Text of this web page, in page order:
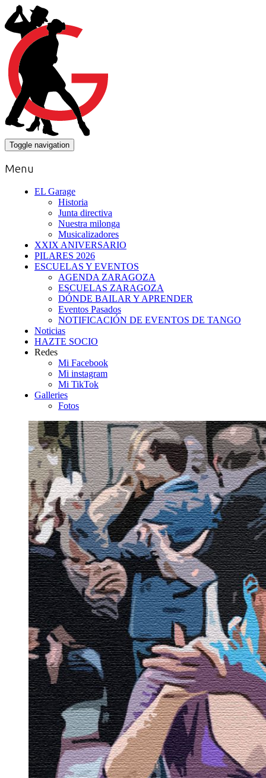
Toggle navigation
Menu
EL Garage
Historia
Junta directiva
Nuestra milonga
Musicalizadores
XXIX ANIVERSARIO
PILARES 2026
ESCUELAS Y EVENTOS
AGENDA ZARAGOZA
ESCUELAS ZARAGOZA
DÓNDE BAILAR Y APRENDER
Eventos Pasados
NOTIFICACIÓN DE EVENTOS DE TANGO
Noticias
HAZTE SOCIO
Redes
Mi Facebook
Mi instagram
Mi TikTok
Galleries
Fotos